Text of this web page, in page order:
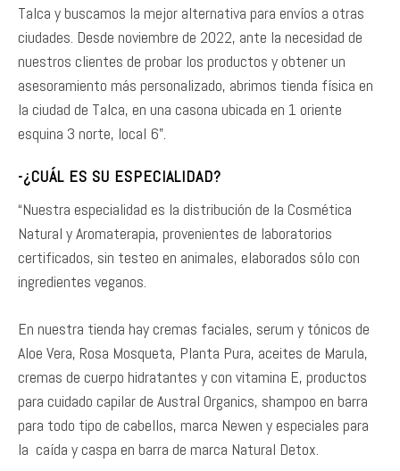
Talca y buscamos la mejor alternativa para envíos a otras
ciudades. Desde noviembre de 2022, ante la necesidad de
nuestros clientes de probar los productos y obtener un
asesoramiento más personalizado, abrimos tienda física en
la ciudad de Talca, en una casona ubicada en 1 oriente
esquina 3 norte, local 6”.
-¿CUÁL ES SU ESPECIALIDAD?
“Nuestra especialidad es la distribución de la Cosmética
Natural y Aromaterapia, provenientes de laboratorios
certificados, sin testeo en animales, elaborados sólo con
ingredientes veganos.
En nuestra tienda hay cremas faciales, serum y tónicos de
Aloe Vera, Rosa Mosqueta, Planta Pura, aceites de Marula,
cremas de cuerpo hidratantes y con vitamina E, productos
para cuidado capilar de Austral Organics, shampoo en barra
para todo tipo de cabellos, marca Newen y especiales para
la caída y caspa en barra de marca Natural Detox.